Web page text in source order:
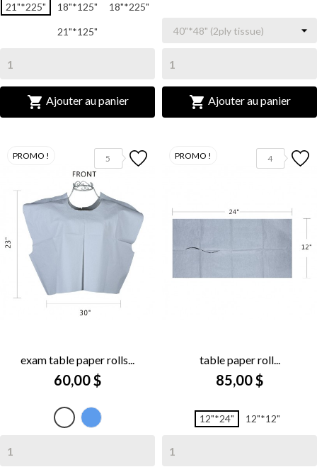
21"*225" 18"*125" 18"*225"
21"*125"
 Ajouter au panier  Ajouter au panier
5
PROMO !
exam table paper rolls...
60,00 $
WhiteBlue
4
PROMO !
table paper roll...
85,00 $
12"*24" 12"*12"